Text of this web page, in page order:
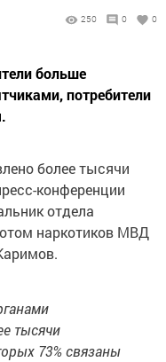
250 0 0
больше
потребители
более тысячи
конференции
отдела
наркотиков МВД
тысячи
73% связаны